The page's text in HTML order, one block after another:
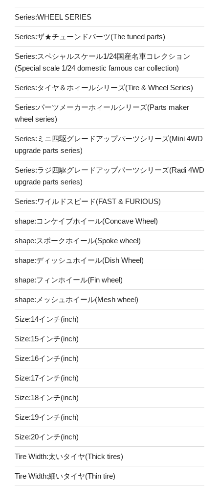
Series:WHEEL SERIES
Series:ザ★チューンドパーツ(The tuned parts)
Series:スペシャルスケール1/24国産名車コレクション
(Special scale 1/24 domestic famous car collection)
Series:タイヤ＆ホィールシリーズ(Tire & Wheel Series)
Series:パーツメーカーホィールシリーズ(Parts maker
wheel series)
Series:ミニ四駆グレードアップパーツシリーズ(Mini 4WD
upgrade parts series)
Series:ラジ四駆グレードアップパーツシリーズ(Radi 4WD
upgrade parts series)
Series:ワイルドスピード(FAST & FURIOUS)
shape:コンケイブホイール(Concave Wheel)
shape:スポークホイール(Spoke wheel)
shape:ディッシュホイール(Dish Wheel)
shape:フィンホイール(Fin wheel)
shape:メッシュホイール(Mesh wheel)
Size:14インチ(inch)
Size:15インチ(inch)
Size:16インチ(inch)
Size:17インチ(inch)
Size:18インチ(inch)
Size:19インチ(inch)
Size:20インチ(inch)
Tire Width:太いタイヤ(Thick tires)
Tire Width:細いタイヤ(Thin tire)